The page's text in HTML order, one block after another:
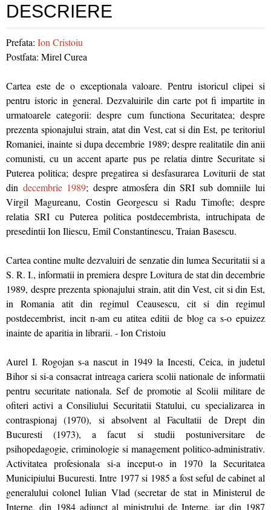
DESCRIERE
Prefata: Ion Cristoiu
Postfata: Mirel Curea
Cartea este de o exceptionala valoare. Pentru istoricul clipei si
pentru istoric in general. Dezvaluirile din carte pot fi impartite in
urmatoarele categorii: despre cum functiona Securitatea; despre
prezenta spionajului strain, atat din Vest, cat si din Est, pe teritoriul
Romaniei, inainte si dupa decembrie 1989; despre realitatile din anii
comunisti, cu un accent aparte pus pe relatia dintre Securitate si
Puterea politica; despre pregatirea si desfasurarea Loviturii de stat
din decembrie 1989; despre atmosfera din SRI sub domniile lui
Virgil Magureanu, Costin Georgescu si Radu Timofte; despre
relatia SRI cu Puterea politica postdecembrista, intruchipata de
presedintii Ion Iliescu, Emil Constantinescu, Traian Basescu.
Cartea contine multe dezvaluiri de senzatie din lumea Securitatii si a
S. R. I., informatii in premiera despre Lovitura de stat din decembrie
1989, despre prezenta spionajului strain, atit din Vest, cit si din Est,
in Romania atit din regimul Ceausescu, cit si din regimul
postdecembrist, incit n-am eu atitea editii de blog ca s-o epuizez
inainte de aparitia in librarii. - Ion Cristoiu
Aurel I. Rogojan s-a nascut in 1949 la Incesti, Ceica, in judetul
Bihor si si-a consacrat intreaga cariera scolii nationale de informatii
pentru securitate nationala. Sef de promotie al Scolii militare de
ofiteri activi a Consiliului Securitatii Statului, cu specializarea in
contraspionaj (1970), si absolvent al Facultatii de Drept din
Bucuresti (1973), a facut si studii postuniversitare de
psihopedagogie, criminologie si management politico-administrativ.
Activitatea profesionala si-a inceput-o in 1970 la Securitatea
Municipiului Bucuresti. Intre 1977 si 1985 a fost seful de cabinet al
generalului colonel Iulian Vlad (secretar de stat in Ministerul de
Interne, din 1984 adjunct al ministrului de Interne, iar din 1987